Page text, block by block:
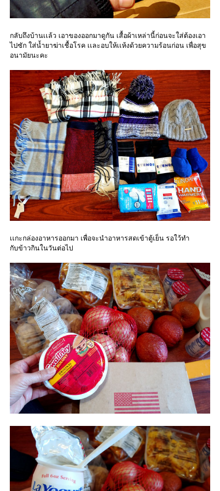
กลับถึงบ้านเเล้ว เอาของออกมาดูกัน เสื้อผ้าเหล่านี้ก่อนจะใส่ต้องเอา
ไปซัก ใส่น้ำยาฆ่าเชื้อโรค เเละอบให้เเห้งด้วยความร้อนก่อน เพื่อสุข
อนามัยนะคะ
เเกะกล่องอาหารออกมา เพื่อจะนำอาหารสดเข้าตู้เย็น รอใว้ทำ
กับข้าวกินในวันต่อไป